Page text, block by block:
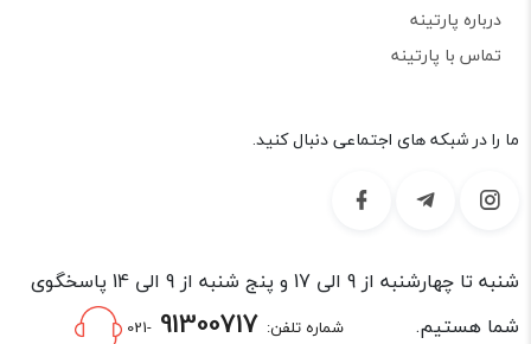
درباره پارتینه
تماس با پارتینه
ما را در شبکه های اجتماعی دنبال کنید.
شنبه تا چهارشنبه از 9 الی 17 و پنج شنبه از 9 الی 14 پاسخگوی
شما هستیم.
شماره تلفن: -021